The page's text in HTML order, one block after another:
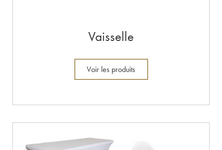
Vaisselle
Voir les produits